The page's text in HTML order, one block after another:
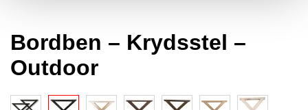
Bordben – Krydsstel –
Outdoor